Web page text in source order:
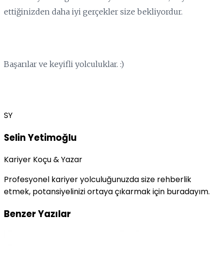
ettiğinizden daha iyi gerçekler size bekliyordur.
Başarılar ve keyifli yolculuklar. :)
SY
Selin Yetimoğlu
Kariyer Koçu & Yazar
Profesyonel kariyer yolculuğunuzda size rehberlik
etmek, potansiyelinizi ortaya çıkarmak için buradayım.
Benzer Yazılar